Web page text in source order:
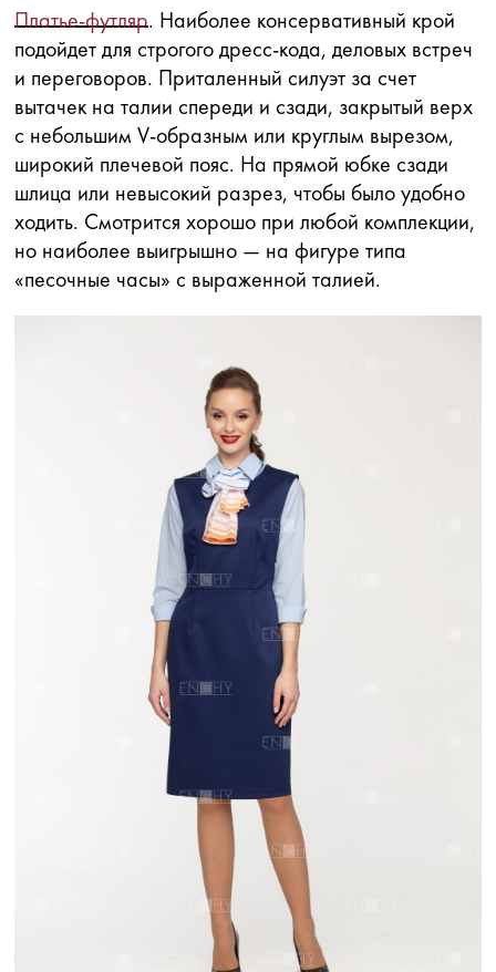
Платье-футляр. Наиболее консервативный крой
подойдет для строгого дресс-кода, деловых встреч
и переговоров. Приталенный силуэт за счет
вытачек на талии спереди и сзади, закрытый верх
с небольшим V-образным или круглым вырезом,
широкий плечевой пояс. На прямой юбке сзади
шлица или невысокий разрез, чтобы было удобно
ходить. Смотрится хорошо при любой комплекции,
но наиболее выигрышно — на фигуре типа
«песочные часы» с выраженной талией.